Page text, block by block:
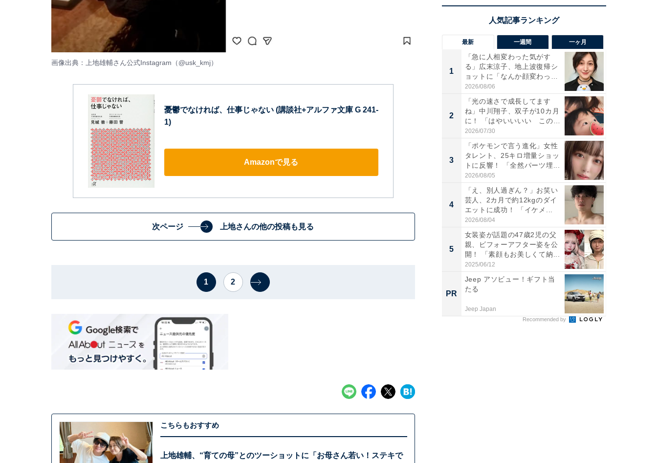
画像出典：上地雄輔さん公式Instagram（@usk_kmj）
憂鬱でなければ、仕事じゃない (講談社+アルファ文庫 G 241-
1)
Amazonで見る
次ページ 上地さんの他の投稿も見る
1 2
こちらもおすすめ
上地雄輔、“育ての母”とのツーショットに「お母さん若い！ステキで
最新 一週間 一ヶ月
1
「急に人相変わった気がす
る」広末涼子、地上波復帰シ
ョットに「なんか顔変わっ
た」の...
2026/08/06
2
「光の速さで成長してます
ね」中川翔子、双子が10カ月
に！ 「はやいいいい この
前...
2026/07/30
3
「ポケモンで言う進化」女性
タレント、25キロ増量ショッ
トに反響！ 「全然パーツ埋...
2026/08/05
4
「え、別人過ぎん？」お笑い
芸人、2カ月で約12kgのダイ
エットに成功！ 「イケメ...
2026/08/04
5
女装姿が話題の47歳2児の父
親、ビフォーアフター姿を公
開！ 「素顔もお美しくて納...
2025/06/12
PR
Jeep アソビュー！ギフト当
たる
Jeep Japan
Recommended by